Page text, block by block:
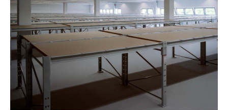
Arbeiten
Alle
Reportage